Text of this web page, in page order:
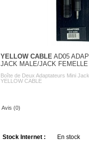
YELLOW CABLE AD05
JACK MALE/JACK
Boîte de Deux Adaptateurs Mini
YELLOW CABLE
Avis (0)
Stock Internet :
En stock